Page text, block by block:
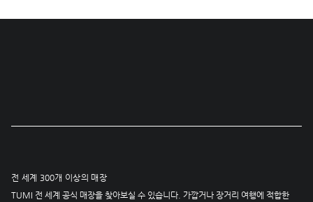
전 세계 300개 이상의 매장
TUMI 전 세계 공식 매장을 찾아보실 수 있습니다. 가깝거나 장거리 여행에 적합한